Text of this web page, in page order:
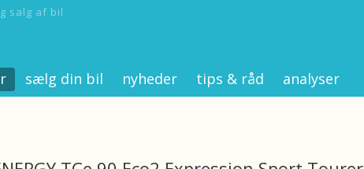
salg af bil
sælg din bil nyheder tips & råd analyser